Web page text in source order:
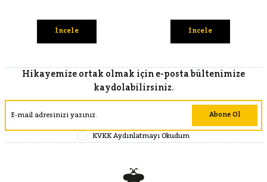
İncele İncele
Hikayemize ortak olmak için e-posta bültenimize
kaydolabilirsiniz.
KVKK Aydınlatmayı Okudum
Abone Ol